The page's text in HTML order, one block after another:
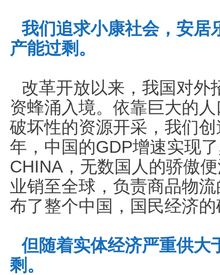
我们追求小康社会，安居
产能过剩。
改革开放以来，我国对外
资蜂涌入境。依靠巨大的
破坏性的资源开采，我们
年，中国的GDP增速实现
CHINA，无数国人的骄傲
业销至全球，负责商品物
布了整个中国，国民经济
但随着实体经济严重供大
剩。